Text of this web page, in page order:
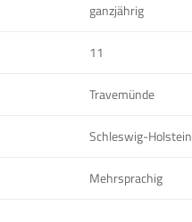
ganzjährig
11
Travemünde
Schleswig-Holstein
Mehrsprachig